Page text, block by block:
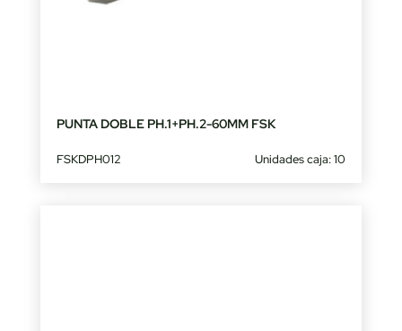
PUNTA DOBLE PH.1+PH.2-60MM FSK
FSKDPH012 Unidades caja: 10